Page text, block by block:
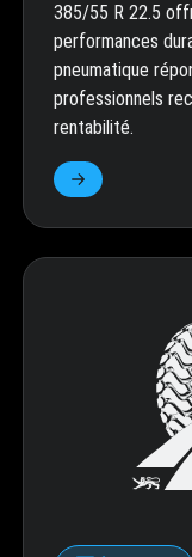
385/55 R 22.5
performances
pneumatique
professionnels
rentabilité.